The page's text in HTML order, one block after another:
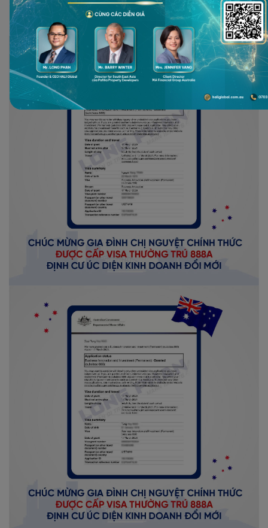
nhiều nỗ lực và mở ra một chương mới ổn định, bền vững tại
Úc – một trong những quốc gia đáng sống hàng đầu thế giới.